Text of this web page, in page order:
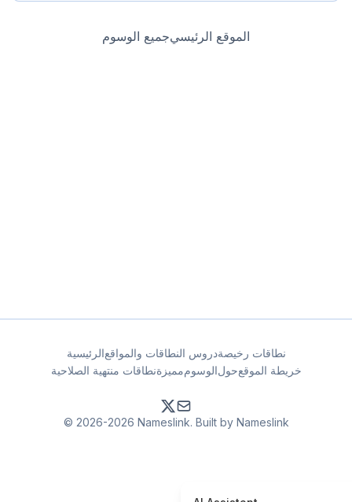
جميع الوسومالموقع الرئيسي
الرئيسيةدروس النطاقات والمواقعنطاقات رخيصة
نطاقات منتهية الصلاحيةمميزةالوسومحولخريطة الموقع
© 2026-2026 Nameslink. Built by Nameslink